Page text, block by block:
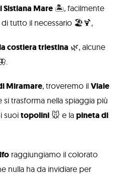
Sistiana Mare 🏝️, facilmente
tutto il necessario 🏖️🍹,
costiera triestina 🌿, alcune
Miramare, troveremo il Viale
si trasforma nella spiaggia più
suoi topolini 🐭 e la pineta di
raggiungiamo il colorato
nulla ha da invidiare per